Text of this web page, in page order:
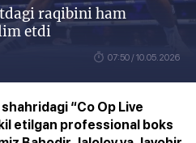
raqibini ham
etdi
07:50 / 10.05.2026
“Co Op Live
etilgan professional boks